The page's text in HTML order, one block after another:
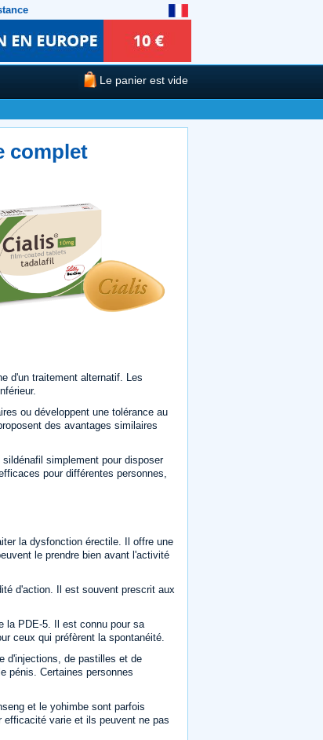
Le panier est vide
complet
d'un traitement alternatif. Les
ou développent une tolérance au
des avantages similaires
simplement pour disposer
pour différentes personnes,
la dysfonction érectile. Il offre une
le prendre bien avant l'activité
d'action. Il est souvent prescrit aux
la PDE-5. Il est connu pour sa
ceux qui préfèrent la spontanéité.
d'injections, de pastilles et de
pénis. Certaines personnes
et le yohimbe sont parfois
varie et ils peuvent ne pas